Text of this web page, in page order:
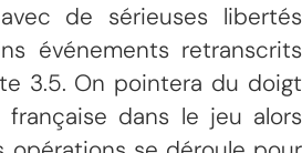
de sérieuses libertés
événements retranscrits
3.5. On pointera du doigt
française dans le jeu alors